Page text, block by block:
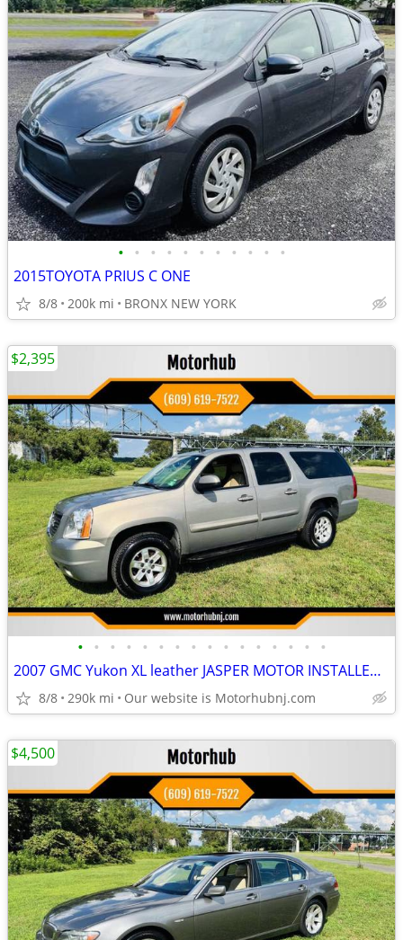
• • • • • • • • • • •
2015TOYOTA PRIUS C ONE
8/8 200k mi BRONX NEW YORK
• • • • • • • • • • • • • • • •
2007 GMC Yukon XL leather JASPER MOTOR INSTALLED 1 owner
8/8 290k mi Our website is Motorhubnj.com
$2,395
$4,500